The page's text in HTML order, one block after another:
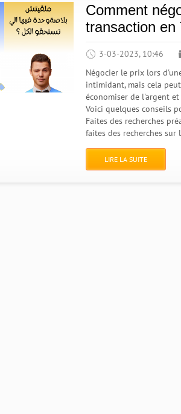
Comment
transaction en
3-03-2023, 10:46
Négocier le prix lors
intimidant, mais cela
économiser de l'argent
Voici quelques conseils
Faites des recherches
faites des recherches
LIRE LA SUITE